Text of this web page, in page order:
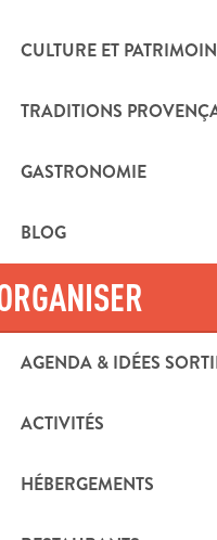
CULTURE ET
TRADITIONS
GASTRONOMIE
BLOG
AGENDA & IDÉES
ACTIVITÉS
HÉBERGEMENTS
couleur et riche en
son huile d’olive, ses
autres alcools avec
ou cultivés ici,
et de l’Étoile !